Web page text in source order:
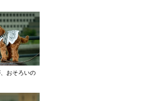
おそろいの